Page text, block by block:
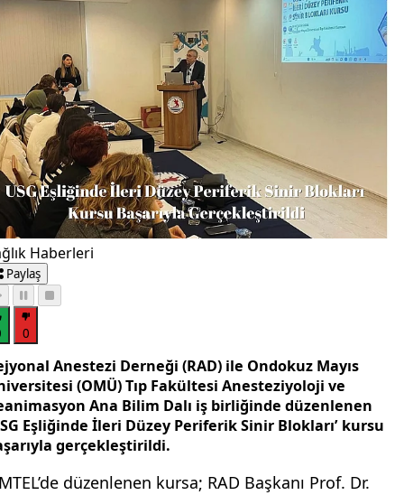
Haberleri
Paylaş
0
Anestezi Derneği (RAD) ile Ondokuz Mayıs
(OMÜ) Tıp Fakültesi Anesteziyoloji ve
Ana Bilim Dalı iş birliğinde düzenlenen
Eşliğinde İleri Düzey Periferik Sinir Blokları’ kursu
gerçekleştirildi.
düzenlenen kursa; RAD Başkanı Prof. Dr.